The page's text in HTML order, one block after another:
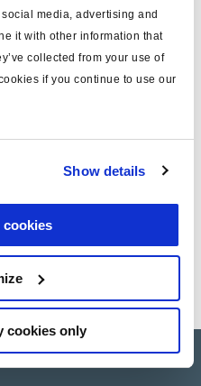
media, advertising and
it with other information that
collected from your use of
if you continue to use our
Show details
cookies only
Warnaufkleber
Publikationen in unserem